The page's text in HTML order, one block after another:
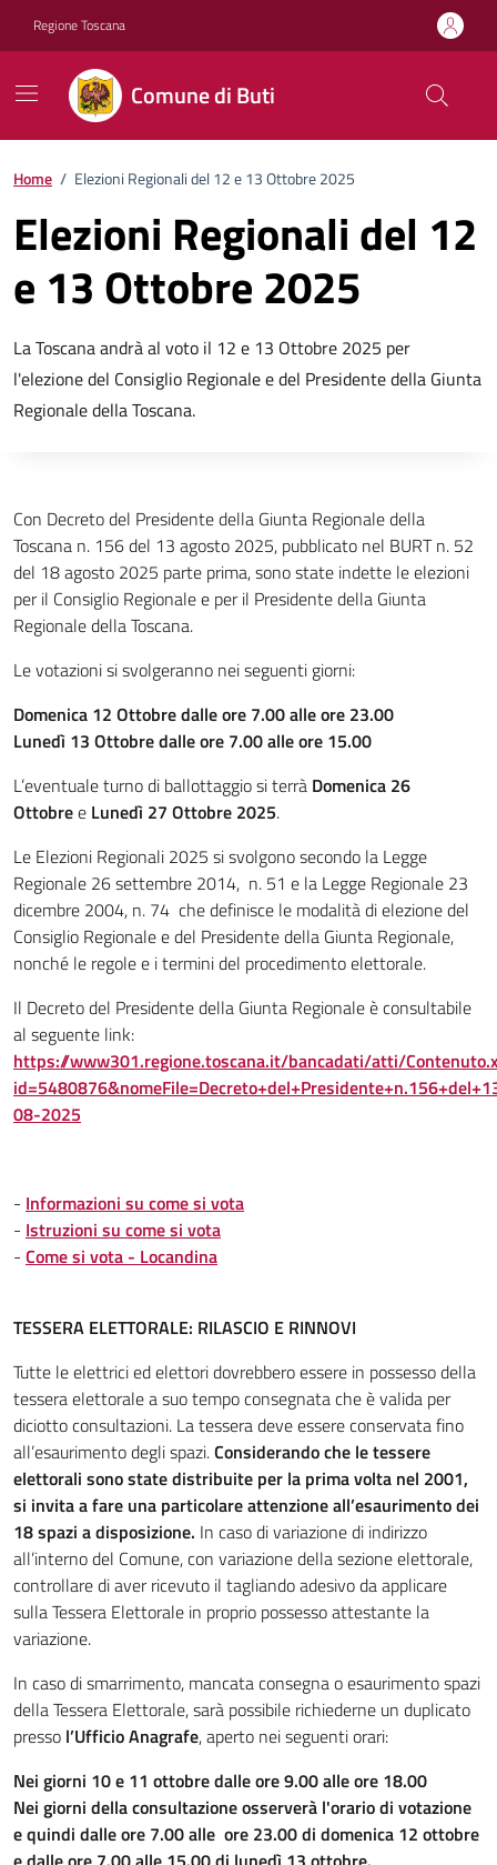
Regione Toscana
Comune di Buti
Home / Elezioni Regionali del 12 e 13 Ottobre 2025
Elezioni Regionali del 12
e 13 Ottobre 2025
Descrizione breve
La Toscana andrà al voto il 12 e 13 Ottobre 2025 per
l'elezione del Consiglio Regionale e del Presidente della Giunta
Regionale della Toscana.
Con Decreto del Presidente della Giunta Regionale della
Toscana n. 156 del 13 agosto 2025, pubblicato nel BURT n. 52
del 18 agosto 2025 parte prima, sono state indette le elezioni
per il Consiglio Regionale e per il Presidente della Giunta
Regionale della Toscana.
Le votazioni si svolgeranno nei seguenti giorni:
Domenica 12 Ottobre dalle ore 7.00 alle ore 23.00
Lunedì 13 Ottobre dalle ore 7.00 alle ore 15.00
L’eventuale turno di ballottaggio si terrà Domenica 26
Ottobree Lunedì 27 Ottobre 2025.
Le Elezioni Regionali 2025 si svolgono secondo la Legge
Regionale 26 settembre 2014, n. 51 e la Legge Regionale 23
dicembre 2004, n. 74 che definisce le modalità di elezione del
Consiglio Regionale e del Presidente della Giunta Regionale,
nonché le regole e i termini del procedimento elettorale.
Il Decreto del Presidente della Giunta Regionale è consultabile
al seguente link:
https://www301.regione.toscana.it/bancadati/atti/
08-2025
- Informazioni su come si vota
- Istruzioni su come si vota
- Come si vota - Locandina
TESSERA ELETTORALE: RILASCIO E RINNOVI
Tutte le elettrici ed elettori dovrebbero essere in possesso della
tessera elettorale a suo tempo consegnata che è valida per
diciotto consultazioni. La tessera deve essere conservata fino
all’esaurimento degli spazi.Considerando che le tessere
elettorali sono state distribuite per la prima volta nel 2001,
si invita a fare una particolare attenzione all’esaurimento dei
18 spazi a disposizione. In caso di variazione di indirizzo
all’interno del Comune, con variazione della sezione elettorale,
controllare di aver ricevuto il tagliando adesivo da applicare
sulla Tessera Elettorale in proprio possesso attestante la
variazione.
In caso di smarrimento, mancata consegna o esaurimento spazi
della Tessera Elettorale, sarà possibile richiederne un duplicato
presso l’Ufficio Anagrafe, aperto nei seguenti orari:
Nei giorni 10 e 11 ottobre dalle ore 9.00 alle ore 18.00
Nei giorni della consultazione osserverà l'orario di votazione
e quindi dalle ore 7.00 alle ore 23.00 di domenica 12 ottobre